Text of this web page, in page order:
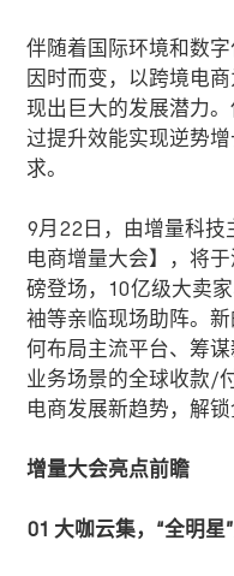
伴随着国际环境和数
因时而变，以跨境电
现出巨大的发展潜力
过提升效能实现逆势
求。
9月 22 日，由增量科技
电商增量大会】，将于
磅登场， 10亿级大卖
袖等亲临现场助阵。
何布局主流平台、筹
业务场景的全球收款/
电商发展新趋势，解
增量大会亮点前瞻
01 大咖云集，“全明星